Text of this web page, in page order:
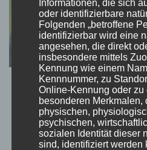
Be grateful,
vonMomo aktualisiert
Informationen, die sich
oder identifizierbare
Folgenden „betroffene
identifizierbar wird eine
angesehen, die direkt
insbesondere mittels
Kennung wie einem
Kennnummer, zu
Online-Kennung oder zu
besonderen Merkmalen,
physischen,
psychischen,
sozialen Identität dieser
sind, identifiziert werden